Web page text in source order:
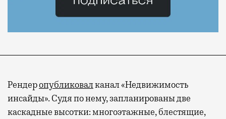
Рендеропубликовалканал «Недвижимость
инсайды». Судя по нему, запланированы две
каскадные высотки: многоэтажные, блестящие,